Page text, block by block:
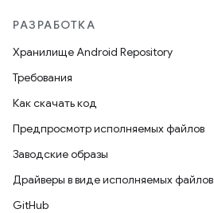
РАЗРАБОТКА
Хранилище Android Repository
Требования
Как скачать код
Предпросмотр исполняемых файлов
Заводские образы
Драйверы в виде исполняемых файлов
GitHub